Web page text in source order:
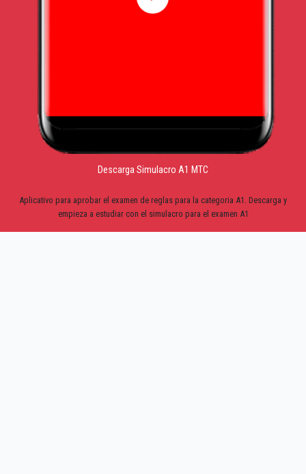
Descarga Simulacro A1 MTC
Aplicativo para aprobar el examen de reglas para la categoria A1. Descarga y
empieza a estudiar con el simulacro para el examen A1